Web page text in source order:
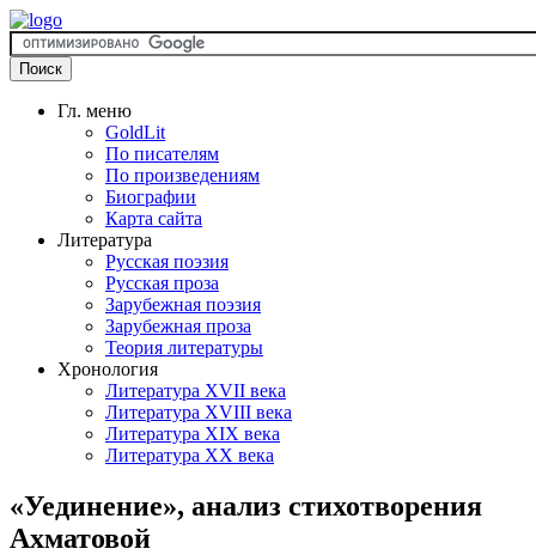
Гл. меню
GoldLit
По писателям
По произведениям
Биографии
Карта сайта
Литература
Русская поэзия
Русская проза
Зарубежная поэзия
Зарубежная проза
Теория литературы
Хронология
Литература XVII века
Литература XVIII века
Литература XIX века
Литература XX века
«Уединение», анализ стихотворения
Ахматовой